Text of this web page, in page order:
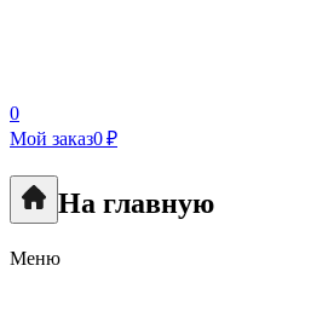
0
Мой заказ0 ₽
На главную
Меню